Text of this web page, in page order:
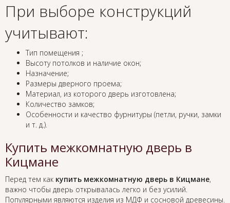
При выборе конструкций
учитывают:
Тип помещения ;
Высоту потолков и наличие окон;
Назначение;
Размеры дверного проема;
Материал, из которого дверь изготовлена;
Количество замков;
Особенности и качество фурнитуры (петли, ручки, замки
и т. д.).
Купить межкомнатную дверь в
Кицмане
Перед тем как купить межкомнатную дверь в Кицмане,
важно чтобы дверь открывалась легко и без усилий.
Популярными являются изделия из МДФ и сосновой древесины.